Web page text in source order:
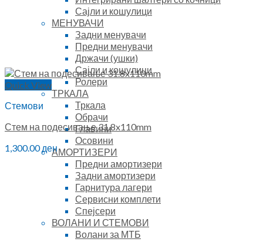
Сајли и кошулици
МЕНУВАЧИ
Задни менувачи
Предни менувачи
Држачи (ушки)
Сајли и кошулици
Ролери
ТРКАЛА
Тркала
Обрачи
Главини
Осовини
АМОРТИЗЕРИ
Предни амортизери
Задни амортизери
Гарнитура лагери
Сервисни комплети
Спејсери
ВОЛАНИ И СТЕМОВИ
Волани за МТБ
Quick View
Стемови
Стем на подесивање 31.8x110mm
1,300.00ден